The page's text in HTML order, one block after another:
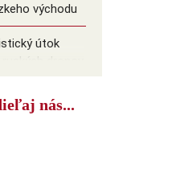
východu
útok
dronov
nás...